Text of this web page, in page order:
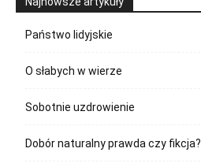
Państwo lidyjskie
O słabych w wierze
Sobotnie uzdrowienie
Dobór naturalny prawda czy fikcja?